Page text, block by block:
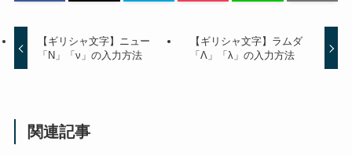
【ギリシャ文字】ニュー
「Ν」「ν」の入力方法
【ギリシャ文字】ラムダ
「Λ」「λ」の入力方法
関連記事